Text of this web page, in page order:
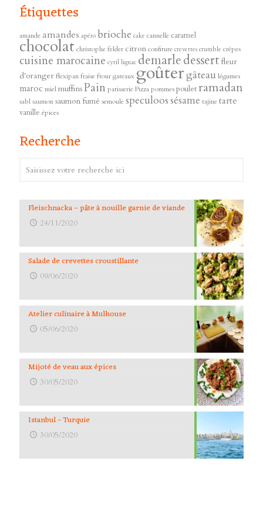
Étiquettes
amandeamandes apéro brioche cake cannelle caramel
chocolat christophe felder citronconfiture crevettes crumble crêpes
cuisine marocaine cyril lignac demarledessert fleur
d'orangerflexipanfraiseftourgateaux goûtergâteaulégumes
maroc mielmuffinsPainpatisseriePizzapommespouletramadan
sablsaumonsaumon fumé semoulespeculoossésame tajinetarte
vanille épices
Recherche
Fleischnacka – pâte à nouille garnie de viande
24/11/2020
Salade de crevettes croustillante
09/06/2020
Atelier culinaire à Mulhouse
05/06/2020
Mijoté de veau aux épices
30/05/2020
Istanbul – Turquie
30/05/2020